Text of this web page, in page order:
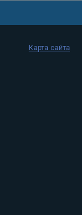
Карта сайта